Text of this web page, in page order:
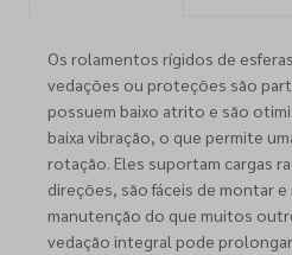
Os rolamentos rígidos de
vedações ou proteções são
possuem baixo atrito e são
baixa vibração, o que permite
rotação. Eles suportam cargas
direções, são fáceis de montar
manutenção do que muitos
vedação integral pode